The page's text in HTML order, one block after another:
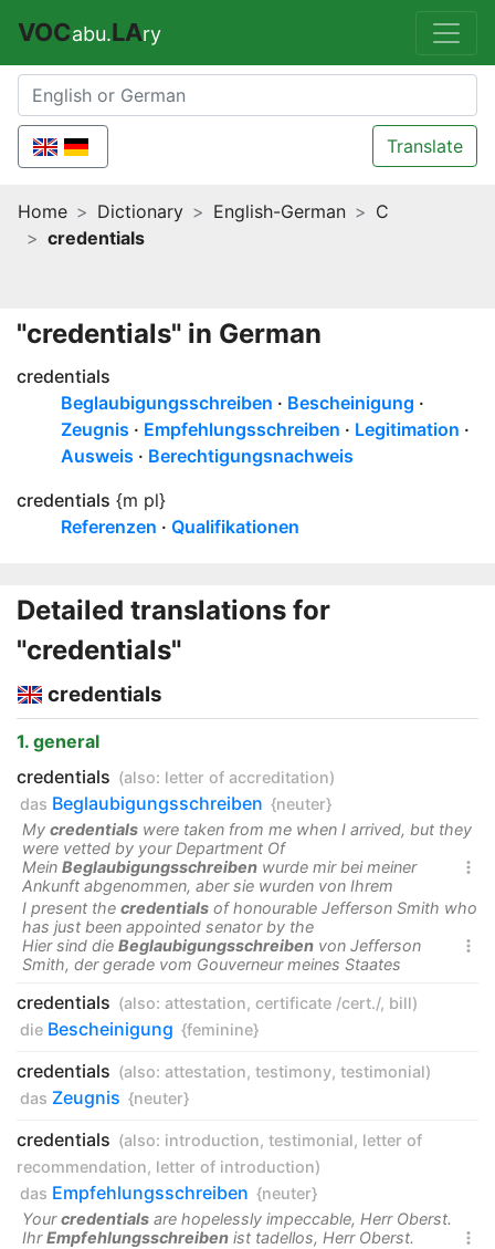
VOCabu.LAry
Translate
Home Dictionary English-German
C
credentials
"credentials" in German
credentials
Beglaubigungsschreiben
Bescheinigung
Zeugnis
Empfehlungsschreiben
Legitimation
Ausweis
Berechtigungsnachweis
credentials {m pl}
Referenzen
Qualifikationen
Detailed translations for
"credentials"
credentials
1. general
credentials (also: letter of accreditation)
das Beglaubigungsschreiben {neuter}
My credentials were taken from me when I arrived, but they
were vetted by your Department Of

Mein Beglaubigungsschreiben wurde mir bei meiner
Ankunft abgenommen, aber sie wurden von Ihrem
I present the credentials of honourable Jefferson Smith who
has just been appointed senator by the

Hier sind die Beglaubigungsschreiben von Jefferson
Smith, der gerade vom Gouverneur meines Staates
credentials (also: attestation, certificate /cert./, bill)
die Bescheinigung {feminine}
credentials (also: attestation, testimony, testimonial)
das Zeugnis {neuter}
credentials (also: introduction, testimonial, letter of
recommendation, letter of introduction)
das Empfehlungsschreiben {neuter}
Yourcredentials are hopelessly impeccable, Herr Oberst.

IhrEmpfehlungsschreiben ist tadellos, Herr Oberst.